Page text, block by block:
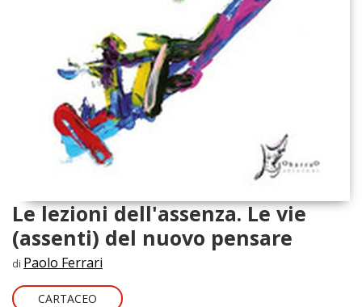
Le lezioni dell'assenza. Le vie
(assenti) del nuovo pensare
di Paolo Ferrari
CARTACEO